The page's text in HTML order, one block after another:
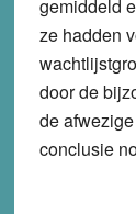
gemiddeld
ze hadden
door de
de
conclusie